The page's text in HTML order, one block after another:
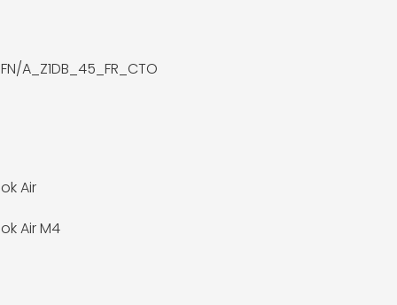
A_Z1DB_45_FR_CTO
Air
Air M4